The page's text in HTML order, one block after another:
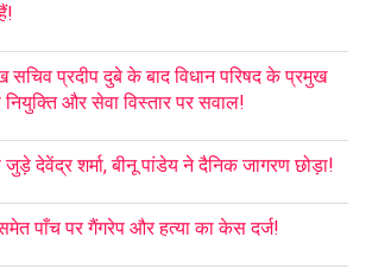
सचिव प्रदीप दुबे के बाद विधान परिषद के प्रमुख
और सेवा विस्तार पर सवाल!
देवेंद्र शर्मा, बीनू पांडेय ने दैनिक जागरण छोड़ा!
पाँच पर गैंगरेप और हत्या का केस दर्ज!